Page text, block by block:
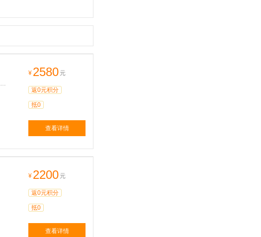
¥ 2580 元
返0元积分
抵0
查看详情
¥ 2200 元
返0元积分
抵0
查看详情